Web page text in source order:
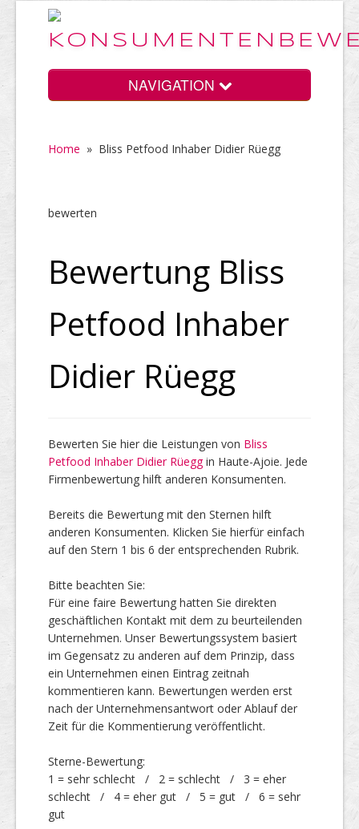
NAVIGATION
Home
Vorteile
Preise
Über uns
Home » Bliss Petfood Inhaber Didier Rüegg
bewerten
Bewertung Bliss
Petfood Inhaber
Didier Rüegg
Bewerten Sie hier die Leistungen von Bliss
Petfood Inhaber Didier Rüeggin Haute-Ajoie. Jede
Firmenbewertung hilft anderen Konsumenten.
Bereits die Bewertung mit den Sternen hilft
anderen Konsumenten. Klicken Sie hierfür einfach
auf den Stern 1 bis 6 der entsprechenden Rubrik.
Bitte beachten Sie:
Für eine faire Bewertung hatten Sie direkten
geschäftlichen Kontakt mit dem zu beurteilenden
Unternehmen. Unser Bewertungssystem basiert
im Gegensatz zu anderen auf dem Prinzip, dass
ein Unternehmen einen Eintrag zeitnah
kommentieren kann. Bewertungen werden erst
nach der Unternehmensantwort oder Ablauf der
Zeit für die Kommentierung veröffentlicht.
Sterne-Bewertung:
1 = sehr schlecht / 2 = schlecht / 3 = eher
schlecht / 4 = eher gut / 5 = gut / 6 = sehr
gut